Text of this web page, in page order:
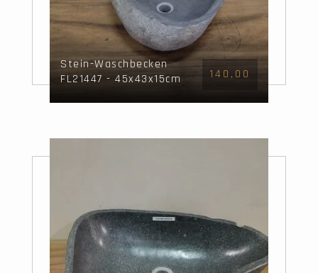
Stein-Waschbecken
FL21447 - 45x43x15cm
140,00